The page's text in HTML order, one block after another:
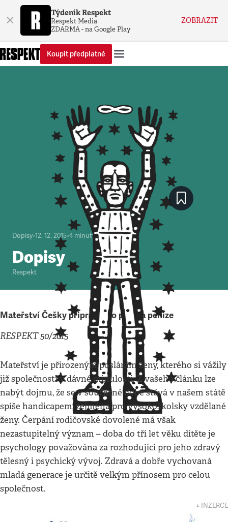
× Týdeník Respekt
Respekt Media
ZDARMA - na Google Play
ZOBRAZIT
Koupit předplatné
Dopisy•12. 12. 2015•4 minuty
Dopisy
Respekt
Mateřství Češky připravuje o práci a peníze
RESPEKT 50/2015
Mateřství je přirozeným posláním ženy, kterého si vážily
již společnosti v dávné minulosti. Z vašeho článku lze
nabýt dojmu, že se v současné době stává v našem státě
spíše handicapem, zejména pro vysokoškolsky vzdělané
ženy. Čerpání rodičovské dovolené má však
nezastupitelný význam – doba do tří let věku dítěte je
psychology považována za rozhodující pro jeho zdravý
tělesný i psychický vývoj. Zdravá a dobře vychovaná
mladá generace je určitě velkým přínosem pro celou
společnost.
↓ INZERCE